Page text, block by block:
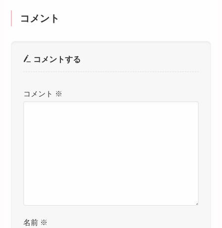
コメント
コメントする
コメント ※
名前 ※